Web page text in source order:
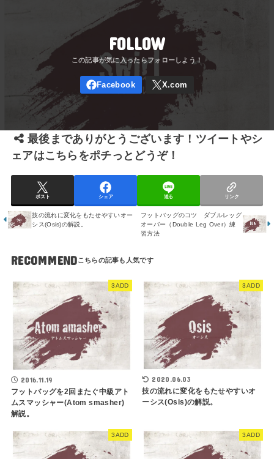
FOLLOW
最後までありがとうございます！ツイートやシ
ェアはこちらをポチっとどうぞ！
ポスト シェア 送る リンク
技の流れに変化をもたせやすいオー
シス(Osis)の解説。
フットバッグのコツ ダブルレッグ
オーバー（Double Leg Over）練
習方法
RECOMMEND
3ADD
2016.11.19
フットバッグを2回またぐ中級アト
ムスマッシャー(Atom smasher)
解説。
3ADD
2020.06.03
技の流れに変化をもたせやすいオ
ーシス(Osis)の解説。
3ADD 3ADD